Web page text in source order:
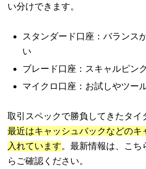
い分けできます。
スタンダード口座：バランス
い
ブレード口座：スキャルピン
マイクロ口座：お試しやツー
取引スペックで勝負してきたタイ
最近はキャッシュバックなどのキ
入れています。最新情報は、こち
らご確認ください。